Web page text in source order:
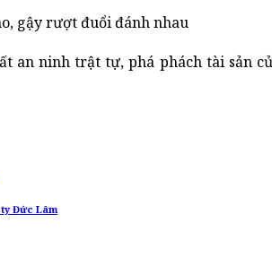
gậy rượt đuổi đánh nhau
an ninh trật tự, phá phách tài sản
Đức Lâm